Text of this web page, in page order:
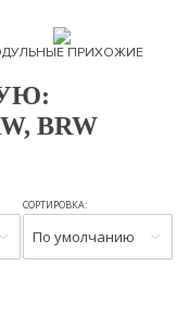
ПРИХОЖИЕ
BRW
СОРТИРОВКА:
По умолчанию